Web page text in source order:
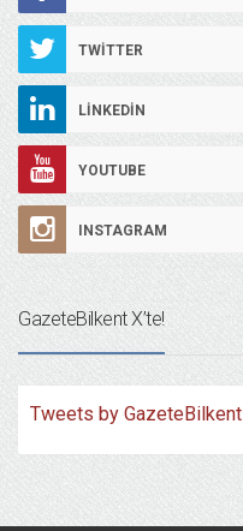
TWITTER
LINKEDIN
YOUTUBE
INSTAGRAM
GazeteBilkent X’te!
Tweets by GazeteBilkent